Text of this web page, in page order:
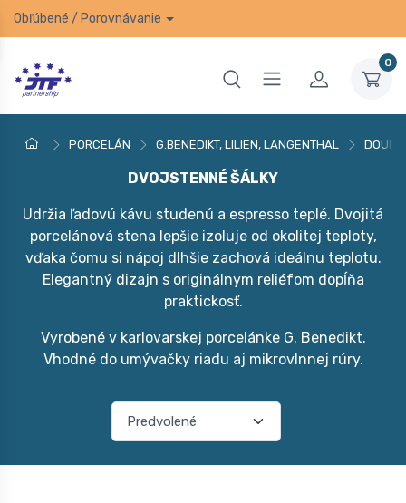
Obľúbené / Porovnávanie
0
PORCELÁN G.BENEDIKT, LILIEN, LANGENTHAL
DVOJSTENNÉ ŠÁLKY
Udržia ľadovú kávu studenú a espresso teplé. Dvojitá
porcelánová stena lepšie izoluje od okolitej teploty,
vďaka čomu si nápoj dlhšie zachová ideálnu teplotu.
Elegantný dizajn s originálnym reliéfom dopĺňa
praktickosť.
Vyrobené v karlovarskej porcelánke G. Benedikt.
Vhodné do umývačky riadu aj mikrovlnnej rúry.